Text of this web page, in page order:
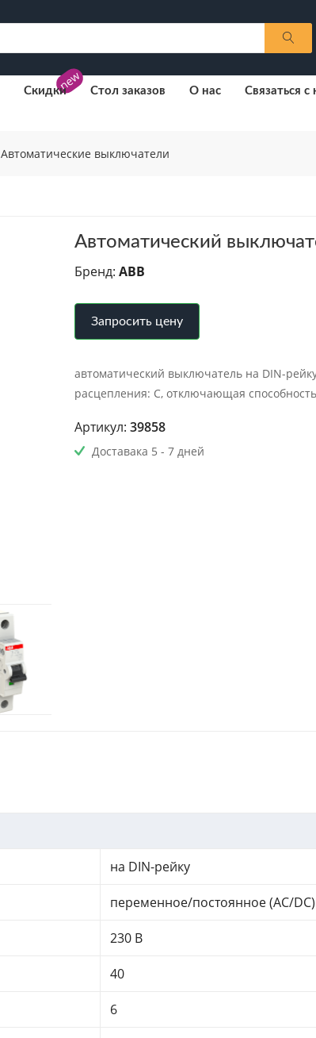
new
Скидки Стол заказов О нас Связаться с
Автоматические выключатели
Автоматический
Бренд: ABB
Запросить цену
автоматический выключатель на DIN-
расцепления: C, отключающая
Артикул: 39858
Доставака 5 - 7 дней
на DIN-рейку
переменное/постоянное (AC/DC)
230 В
40
6